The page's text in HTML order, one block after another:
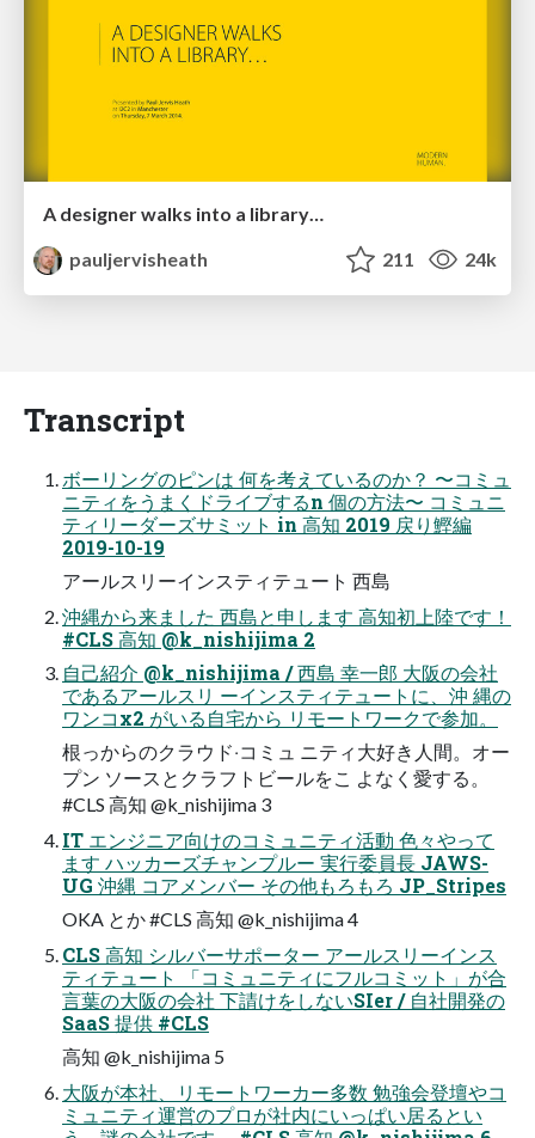
A designer walks into a library…
pauljervisheath
211 24k
Transcript
ボーリングのピンは 何を考えているのか？ 〜コミュ
ニティをうまくドライブするn 個の⽅法〜 コミュニ
ティリーダーズサミット in ⾼知 2019 戻り鰹編
2019-10-19
アールスリーインスティテュート ⻄島
沖縄から来ました ⻄島と申します ⾼知初上陸です！
#CLS ⾼知 @k_nishijima 2
⾃⼰紹介 @k_nishijima / ⻄島 幸⼀郎 ⼤阪の会社
であるアールスリ ーインスティテュートに、沖 縄の
ワンコx2 がいる⾃宅から リモートワークで参加。
根っからのクラウド‧コミュ ニティ⼤好き⼈間。オー
プン ソースとクラフトビールをこ よなく愛する。
#CLS ⾼知 @k_nishijima 3
IT エンジニア向けのコミュニティ活動 ⾊々やって
ます ハッカーズチャンプルー 実⾏委員⻑ JAWS-
UG 沖縄 コアメンバー その他もろもろ JP_Stripes
OKA とか #CLS ⾼知 @k_nishijima 4
CLS ⾼知 シルバーサポーター アールスリーインス
ティテュート 「コミュニティにフルコミット」が合
⾔葉の⼤阪の会社 下請けをしないSIer / ⾃社開発の
SaaS 提供 #CLS
⾼知 @k_nishijima 5
⼤阪が本社、リモートワーカー多数 勉強会登壇やコ
ミュニティ運営のプロが社内にいっぱい居るとい